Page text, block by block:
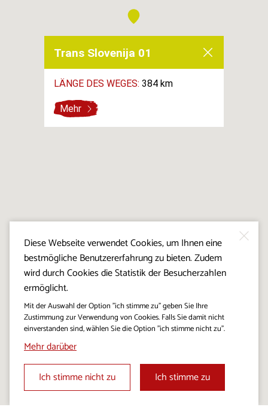
Trans Slovenija 01
LÄNGE DES WEGES: 384 km
Mehr
Diese Webseite verwendet Cookies, um Ihnen eine
bestmögliche Benutzererfahrung zu bieten. Zudem
wird durch Cookies die Statistik der Besucherzahlen
ermöglicht.
Mit der Auswahl der Option "ich stimme zu" geben Sie Ihre
Zustimmung zur Verwendung von Cookies. Falls Sie damit nicht
einverstanden sind, wählen Sie die Option "ich stimme nicht zu".
Mehr darüber
Ich stimme nicht zu
Ich stimme zu